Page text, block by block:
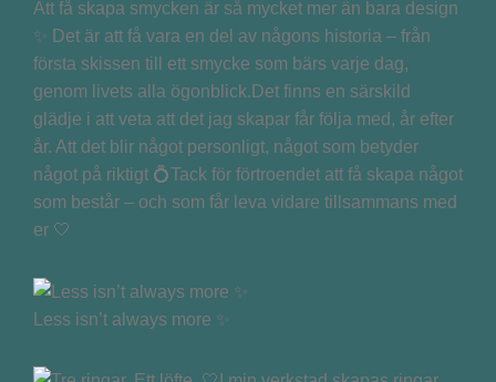
Att få skapa smycken är så mycket mer än bara design
✨ Det är att få vara en del av någons historia – från
första skissen till ett smycke som bärs varje dag,
genom livets alla ögonblick.Det finns en särskild
glädje i att veta att det jag skapar får följa med, år efter
år. Att det blir något personligt, något som betyder
något på riktigt 💍Tack för förtroendet att få skapa något
som består – och som får leva vidare tillsammans med
er 🤍
Less isn’t always more ✨